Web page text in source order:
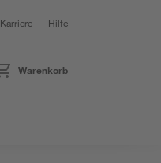
Karriere Hilfe
Warenkorb